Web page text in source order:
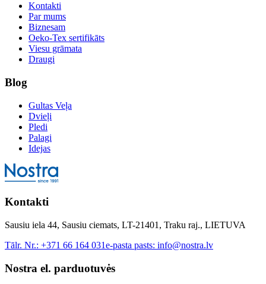
Kontakti
Par mums
Biznesam
Oeko-Tex sertifikāts
Viesu grāmata
Draugi
Blog
Gultas Veļa
Dvieļi
Pledi
Palagi
Idejas
Kontakti
Sausiu iela 44, Sausiu ciemats, LT-21401, Traku raj., LIETUVA
Tālr. Nr.: +371 66 164 031e-pasta pasts: info@nostra.lv
Nostra el. parduotuvės